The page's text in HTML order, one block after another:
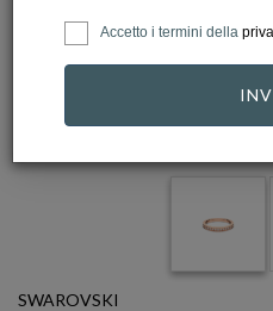
click
SWAROVSKI
Accetto i termini della